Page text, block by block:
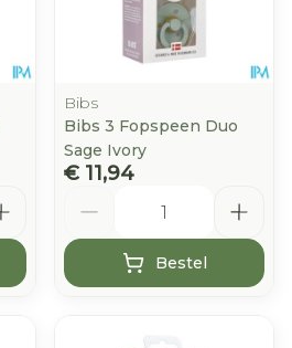
Bibs
Bibs 3 Fopspeen Duo
Sage Ivory
€ 11,94
Bestel